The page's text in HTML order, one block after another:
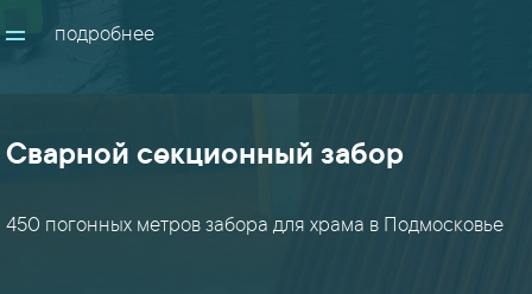
подробнее
Сварной секционный забор
450 погонных метров забора для храма в Подмосковье